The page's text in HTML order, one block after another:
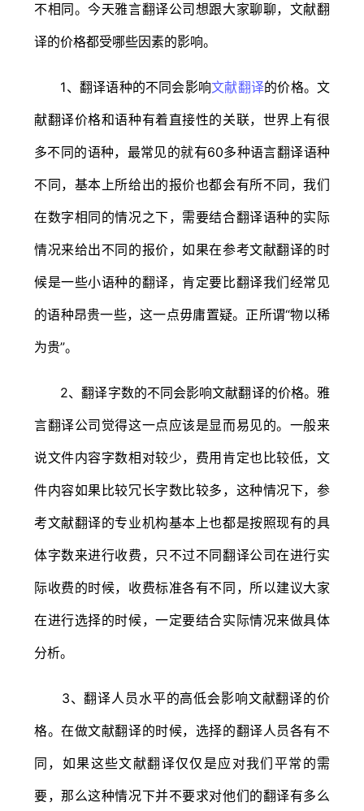
不相同。今天雅言翻译公司想跟大家聊聊，文献翻
译的价格都受哪些因素的影响。
1、翻译语种的不同会影响文献翻译的价格。文
献翻译价格和语种有着直接性的关联，世界上有很
多不同的语种，最常见的就有60多种语言翻译语种
不同，基本上所给出的报价也都会有所不同，我们
在数字相同的情况之下，需要结合翻译语种的实际
情况来给出不同的报价，如果在参考文献翻译的时
候是一些小语种的翻译，肯定要比翻译我们经常见
的语种昂贵一些，这一点毋庸置疑。正所谓“物以稀
为贵”。
2、翻译字数的不同会影响文献翻译的价格。雅
言翻译公司觉得这一点应该是显而易见的。一般来
说文件内容字数相对较少，费用肯定也比较低，文
件内容如果比较冗长字数比较多，这种情况下，参
考文献翻译的专业机构基本上也都是按照现有的具
体字数来进行收费，只不过不同翻译公司在进行实
际收费的时候，收费标准各有不同，所以建议大家
在进行选择的时候，一定要结合实际情况来做具体
分析。
3、翻译人员水平的高低会影响文献翻译的价
格。在做文献翻译的时候，选择的翻译人员各有不
同，如果这些文献翻译仅仅是应对我们平常的需
要，那么这种情况下并不要求对他们的翻译有多么